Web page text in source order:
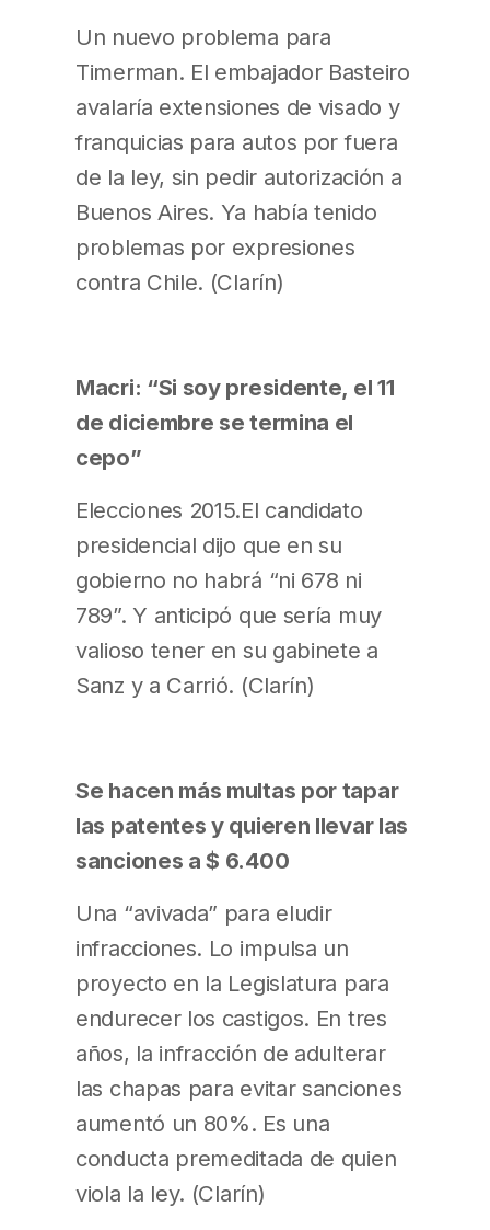
Un nuevo problema para
Timerman. El embajador Basteiro
avalaría extensiones de visado y
franquicias para autos por fuera
de la ley, sin pedir autorización a
Buenos Aires. Ya había tenido
problemas por expresiones
contra Chile. (Clarín)
Macri: “Si soy presidente, el 11
de diciembre se termina el
cepo”
Elecciones 2015.El candidato
presidencial dijo que en su
gobierno no habrá “ni 678 ni
789”. Y anticipó que sería muy
valioso tener en su gabinete a
Sanz y a Carrió. (Clarín)
Se hacen más multas por tapar
las patentes y quieren llevar las
sanciones a $ 6.400
Una “avivada” para eludir
infracciones. Lo impulsa un
proyecto en la Legislatura para
endurecer los castigos. En tres
años, la infracción de adulterar
las chapas para evitar sanciones
aumentó un 80%. Es una
conducta premeditada de quien
viola la ley. (Clarín)